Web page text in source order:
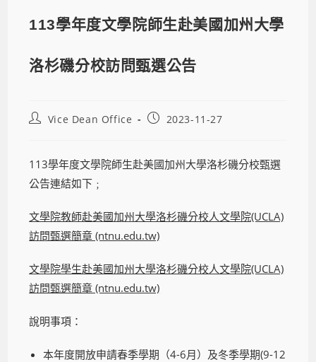
113學年度文學院師生赴美國加州大學
洛杉磯分校訪問甄選公告
Vice Dean Office 2023-11-27
113學年度文學院師生赴美國加州大學洛杉磯分校甄選
公告連結如下﹔
文學院教師赴美國加州大學洛杉磯分校人文學院(UCLA)
訪問甄選簡章 (ntnu.edu.tw)
文學院學生赴美國加州大學洛杉磯分校人文學院(UCLA)
訪問甄選簡章 (ntnu.edu.tw)
說明事項：
本年度開放申請春季學期（4-6月）及冬季學期(9-12